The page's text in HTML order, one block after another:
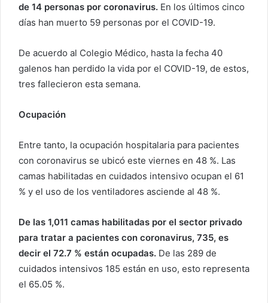
de 14 personas por coronavirus. En los últimos cinco
días han muerto 59 personas por el COVID-19.
De acuerdo al Colegio Médico, hasta la fecha 40
galenos han perdido la vida por el COVID-19, de estos,
tres fallecieron esta semana.
Ocupación
Entre tanto, la ocupación hospitalaria para pacientes
con coronavirus se ubicó este viernes en 48 %. Las
camas habilitadas en cuidados intensivo ocupan el 61
% y el uso de los ventiladores asciende al 48 %.
De las 1,011 camas habilitadas por el sector privado
para tratar a pacientes con coronavirus, 735, es
decir el 72.7 % están ocupadas. De las 289 de
cuidados intensivos 185 están en uso, esto representa
el 65.05 %.